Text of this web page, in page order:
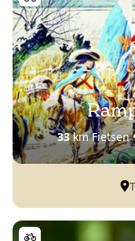
33km Fietsen